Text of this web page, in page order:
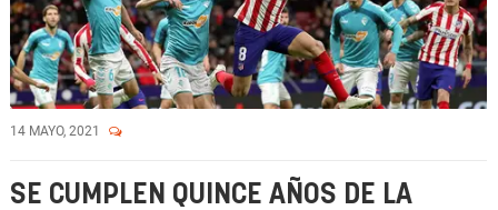
14 MAYO, 2021
SE CUMPLEN QUINCE AÑOS DE LA